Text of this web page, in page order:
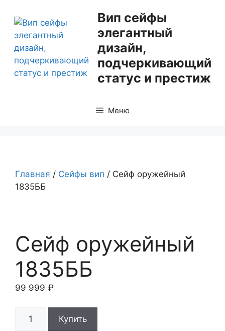
содержимому
Вип сейфы
элегантный
дизайн,
подчеркивающий
статус и престиж
Меню
Главная / Сейфы вип / Сейф оружейный
1835ББ
Сейф оружейный
1835ББ
99 999 ₽
товара
Купить